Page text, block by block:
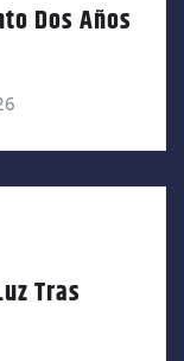
Dos Años
Tras